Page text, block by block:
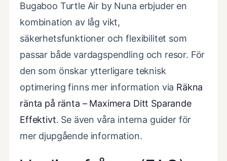
Bugaboo Turtle Air by Nuna erbjuder en
kombination av låg vikt,
säkerhetsfunktioner och flexibilitet som
passar både vardagspendling och resor. För
den som önskar ytterligare teknisk
optimering finns mer information via Räkna
ränta på ränta – Maximera Ditt Sparande
Effektivt. Se även våra interna guider för
mer djupgående information.